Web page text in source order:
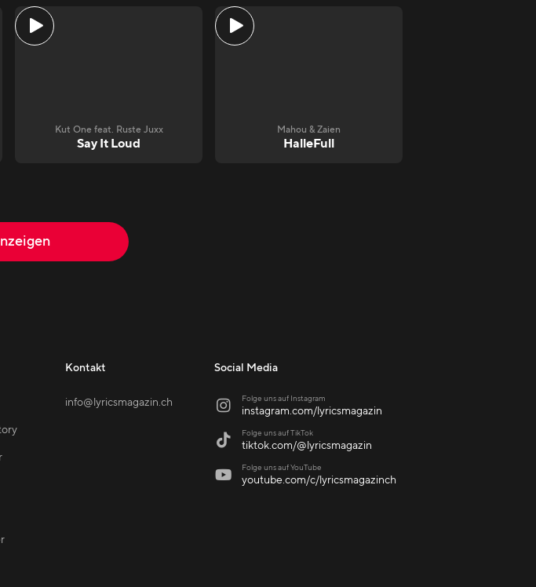
Kut One feat. Ruste Juxx
Say It Loud
Mahou & Zaien
HalleFull
Kontakt
info@lyricsmagazin.ch
Social Media
 Folge uns auf Instagram
instagram.com/lyricsmagazin
 Folge uns auf TikTok
tiktok.com/@lyricsmagazin
 Folge uns auf YouTube
youtube.com/c/lyricsmagazinch